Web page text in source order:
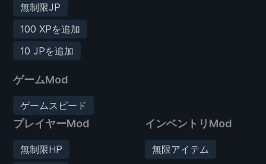
無制限JP
100 XPを追加
10 JPを追加
ゲームMod
ゲームスピード
プレイヤーMod
無制限HP
インベントリMod
無限アイテム